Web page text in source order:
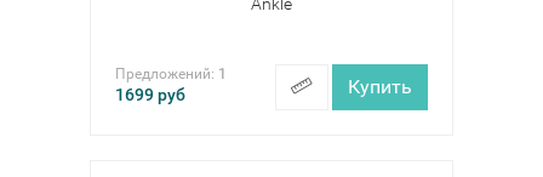
Предложений: 1
1699руб Купить